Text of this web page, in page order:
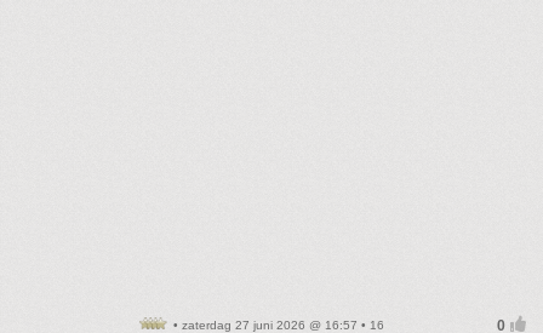
• zaterdag 27 juni 2026 @ 16:57 • 16